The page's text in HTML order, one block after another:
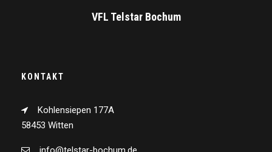
VFL Telstar Bochum
KONTAKT
Kohlensiepen 177A
58453 Witten